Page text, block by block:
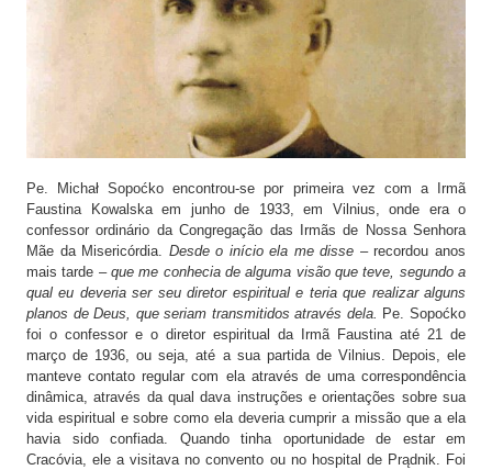
Pe. Michał Sopoćko encontrou-se por primeira vez com a Irmã
Faustina Kowalska em junho de 1933, em Vilnius, onde era o
confessor ordinário da Congregação das Irmãs de Nossa Senhora
Mãe da Misericórdia. Desde o início ela me disse – recordou anos
mais tarde – que me conhecia de alguma visão que teve, segundo a
qual eu deveria ser seu diretor espiritual e teria que realizar alguns
planos de Deus, que seriam transmitidos através dela. Pe. Sopoćko
foi o confessor e o diretor espiritual da Irmã Faustina até 21 de
março de 1936, ou seja, até a sua partida de Vilnius. Depois, ele
manteve contato regular com ela através de uma correspondência
dinâmica, através da qual dava instruções e orientações sobre sua
vida espiritual e sobre como ela deveria cumprir a missão que a ela
havia sido confiada. Quando tinha oportunidade de estar em
Cracóvia, ele a visitava no convento ou no hospital de Prądnik. Foi